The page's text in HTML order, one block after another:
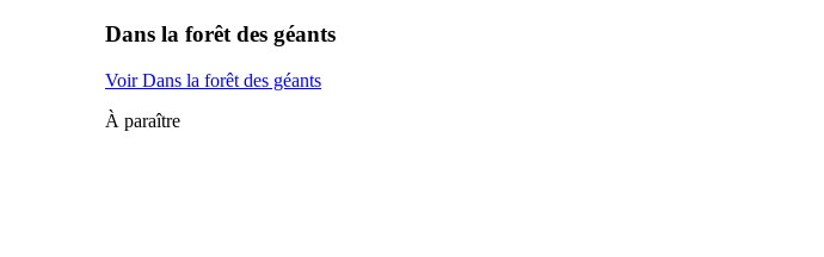
Dans la forêt des géants
Voir Dans la forêt des géants
À paraître